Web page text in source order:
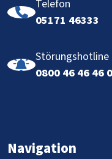
Telefon
05171 46333
Störungshotline
0800 46 46 46 0
Navigation